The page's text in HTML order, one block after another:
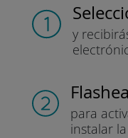
y
para
instalar